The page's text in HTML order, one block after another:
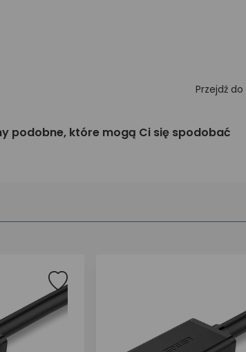
Przejdź do
podobne, które mogą Ci się spodobać